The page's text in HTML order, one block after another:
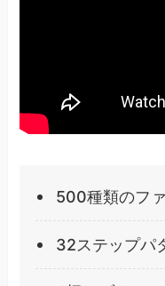
500種類のフ
32ステップパ